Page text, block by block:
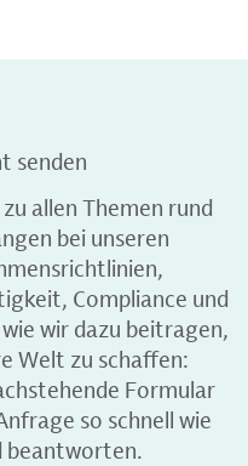
senden
allen Themen rund
bei unseren
Compliance und
wir dazu beitragen,
Welt zu schaffen:
Formular
so schnell wie
beantworten.